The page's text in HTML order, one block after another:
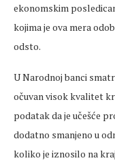
ekonomskim
kojima je ova mera
odsto.
U Narodnoj banci
očuvan visok kvalitet
podatak da je učešće
dodatno smanjeno u
koliko je iznosilo na